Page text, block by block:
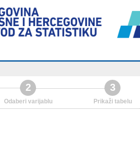
2
Odaberi varijablu
3
Prikaži tabelu